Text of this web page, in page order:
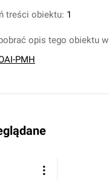
treści obiektu: 1
opis tego obiektu w
PMH